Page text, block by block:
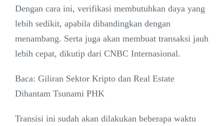
Dengan cara ini, verifikasi membutuhkan daya yang
lebih sedikit, apabila dibandingkan dengan
menambang. Serta juga akan membuat transaksi jauh
lebih cepat, dikutip dari CNBC Internasional.
Baca: Giliran Sektor Kripto dan Real Estate
Dihantam Tsunami PHK
Transisi ini sudah akan dilakukan beberapa waktu